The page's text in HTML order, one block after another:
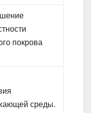
покрова
среды.